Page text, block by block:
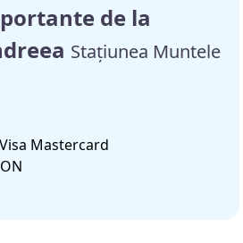
de la
Staţiunea Muntele
Mastercard